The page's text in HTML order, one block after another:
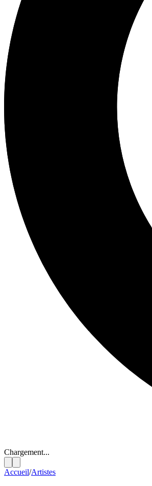
Chargement...
Accueil/Artistes